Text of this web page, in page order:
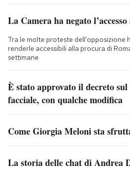
La Camera ha negato
Tra le molte proteste dell'opposizione
renderle accessibili alla procura di
settimane
È stato approvato il decreto
facciale, con qualche modifica
Come Giorgia Meloni sta
La storia delle chat di Andrea